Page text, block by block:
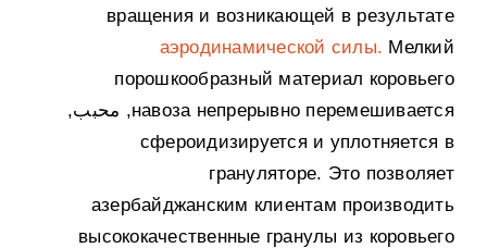
вращения и возникающей в результате
аэродинамической силы. Мелкий
порошкообразный материал коровьего
навоза непрерывно перемешивается, محبب,
сфероидизируется и уплотняется в
грануляторе. Это позволяет
азербайджанским клиентам производить
высококачественные гранулы из коровьего